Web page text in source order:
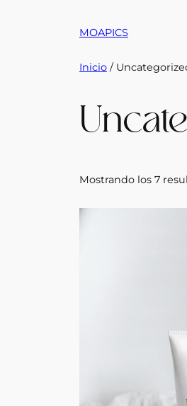
MOAPICS
Inicio /
Mostrando los 7